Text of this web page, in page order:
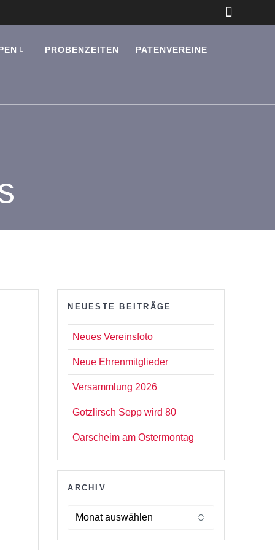
PROBENZEITEN PATENVEREINE
NEUESTE BEITRÄGE
Neues Vereinsfoto
Neue Ehrenmitglieder
Versammlung 2026
Gotzlirsch Sepp wird 80
Oarscheim am Ostermontag
ARCHIV
Archiv